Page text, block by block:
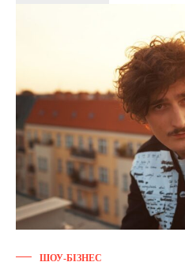
ШОУ-БІЗНЕС